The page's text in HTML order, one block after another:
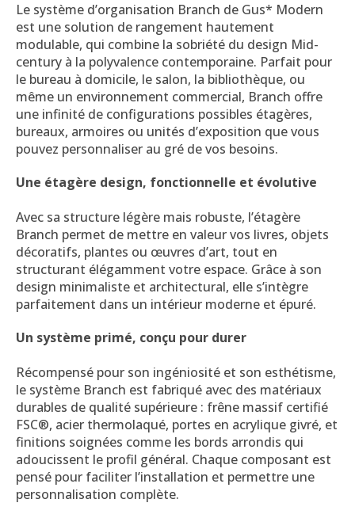
Le système d’organisation Branch de Gus* Modern
est une solution de rangement hautement
modulable, qui combine la sobriété du design Mid-
century à la polyvalence contemporaine. Parfait pour
le bureau à domicile, le salon, la bibliothèque, ou
même un environnement commercial, Branch offre
une infinité de configurations possibles étagères,
bureaux, armoires ou unités d’exposition que vous
pouvez personnaliser au gré de vos besoins.
Une étagère design, fonctionnelle et évolutive
Avec sa structure légère mais robuste, l’étagère
Branch permet de mettre en valeur vos livres, objets
décoratifs, plantes ou œuvres d’art, tout en
structurant élégamment votre espace. Grâce à son
design minimaliste et architectural, elle s’intègre
parfaitement dans un intérieur moderne et épuré.
Un système primé, conçu pour durer
Récompensé pour son ingéniosité et son esthétisme,
le système Branch est fabriqué avec des matériaux
durables de qualité supérieure : frêne massif certifié
FSC®, acier thermolaqué, portes en acrylique givré, et
finitions soignées comme les bords arrondis qui
adoucissent le profil général. Chaque composant est
pensé pour faciliter l’installation et permettre une
personnalisation complète.